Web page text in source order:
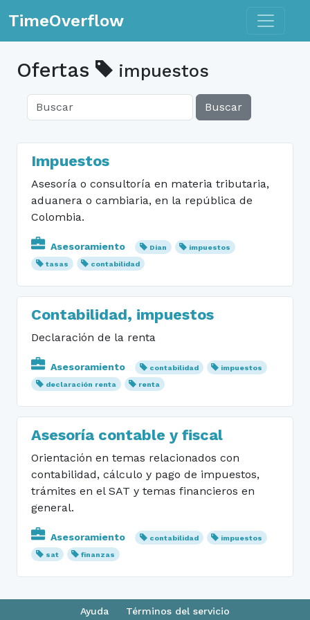
TimeOverflow Toggle
Ofertas impuestos
Buscar
Impuestos
Asesoría o consultoría en materia tributaria,
aduanera o cambiaria, en la república de
Colombia.
Asesoramiento Dian
impuestos
tasas
contabilidad
Contabilidad, impuestos
Declaración de la renta
Asesoramiento contabilidad
impuestos
declaración renta
renta
Asesoría contable y fiscal
Orientación en temas relacionados con
contabilidad, cálculo y pago de impuestos,
trámites en el SAT y temas financieros en
general.
Asesoramiento contabilidad
impuestos
sat
finanzas
Ayuda Términos del servicio